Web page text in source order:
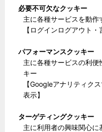
必要不可欠なクッキー
主に各種サービスを動
【ログインログアウト・
パフォーマンスクッキー
主に各種サービスの利便
キー
【Googleアナリティク
表示】
ターゲティングクッキー
主に利用者の興味関心